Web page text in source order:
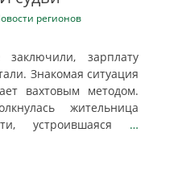
регионов
зарплату
Знакомая ситуация
вахтовым методом.
жительница
устроившаяся …